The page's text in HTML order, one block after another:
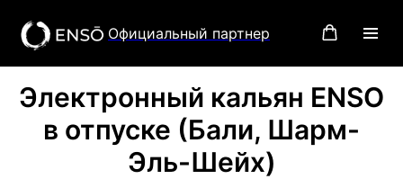
Официальный партнер
Электронный кальян ENSO
в отпуске (Бали, Шарм-
Эль-Шейх)